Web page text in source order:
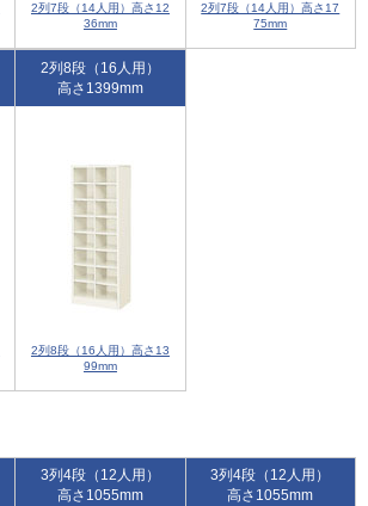
2列7段（14人用）高さ12
36mm
2列7段（14人用）高さ17
75mm
2列8段（16人用）
高さ1399mm
2列8段（16人用）高さ13
99mm
3列4段（12人用）
高さ1055mm
3列4段（12人用）
高さ1055mm